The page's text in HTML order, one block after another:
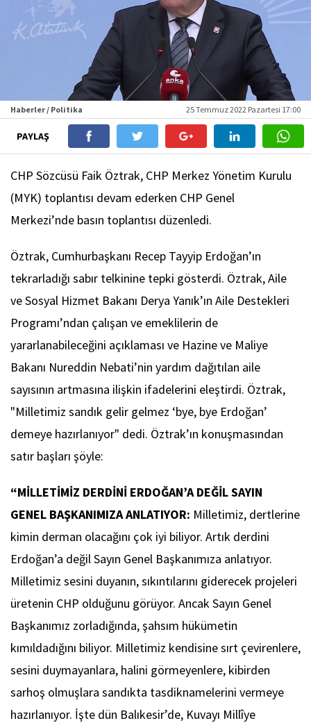
Haberler / Politika 25 Temmuz 2022 Pazartesi 17:00
PAYLAŞ
CHP Sözcüsü Faik Öztrak, CHP Merkez Yönetim Kurulu
(MYK) toplantısı devam ederken CHP Genel
Merkezi’nde basın toplantısı düzenledi.
Öztrak, Cumhurbaşkanı Recep Tayyip Erdoğan’ın
tekrarladığı sabır telkinine tepki gösterdi. Öztrak, Aile
ve Sosyal Hizmet Bakanı Derya Yanık’ın Aile Destekleri
Programı’ndan çalışan ve emeklilerin de
yararlanabileceğini açıklaması ve Hazine ve Maliye
Bakanı Nureddin Nebati’nin yardım dağıtılan aile
sayısının artmasına ilişkin ifadelerini eleştirdi. Öztrak,
"Milletimiz sandık gelir gelmez ‘bye, bye Erdoğan’
demeye hazırlanıyor" dedi. Öztrak’ın konuşmasından
satır başları şöyle:
“MİLLETİMİZ DERDİNİ ERDOĞAN’A DEĞİL SAYIN
GENEL BAŞKANIMIZA ANLATIYOR: Milletimiz, dertlerine
kimin derman olacağını çok iyi biliyor. Artık derdini
Erdoğan’a değil Sayın Genel Başkanımıza anlatıyor.
Milletimiz sesini duyanın, sıkıntılarını giderecek projeleri
üretenin CHP olduğunu görüyor. Ancak Sayın Genel
Başkanımız zorladığında, şahsım hükümetin
kımıldadığını biliyor. Milletimiz kendisine sırt çevirenlere,
sesini duymayanlara, halini görmeyenlere, kibirden
sarhoş olmuşlara sandıkta tasdiknamelerini vermeye
hazırlanıyor. İşte dün Balıkesir’de, Kuvayı Millîye